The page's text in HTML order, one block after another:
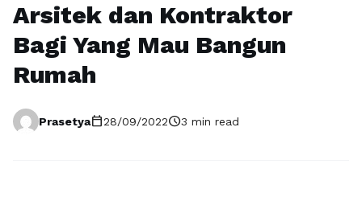
Arsitek dan Kontraktor
Bagi Yang Mau Bangun
Rumah
Prasetyacalendar_today28/09/2022schedule3 min read